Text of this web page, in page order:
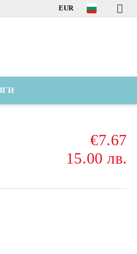
EUR
€7.67
15.00 лв.